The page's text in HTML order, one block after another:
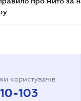
користувачів
103